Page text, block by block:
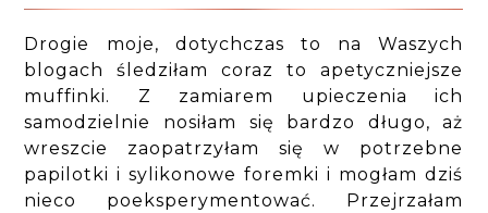
Drogie moje, dotychczas to na Waszych
blogach śledziłam coraz to apetyczniejsze
muffinki. Z zamiarem upieczenia ich
samodzielnie nosiłam się bardzo długo, aż
wreszcie zaopatrzyłam się w potrzebne
papilotki i sylikonowe foremki i mogłam dziś
nieco poeksperymentować. Przejrzałam